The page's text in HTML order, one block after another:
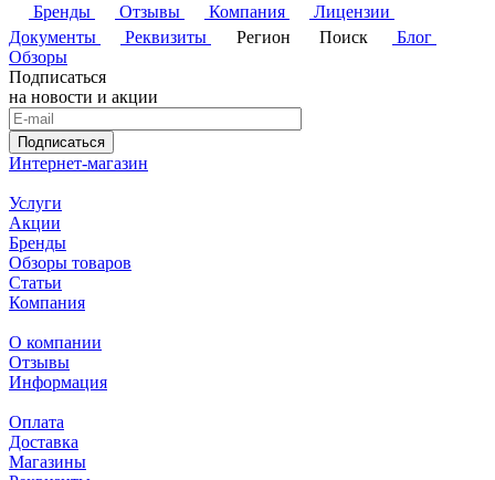
Бренды
Отзывы Компания
Лицензии
Документы
Реквизиты Регион Поиск
Блог
Обзоры
Подписаться
на новости и акции
Подписаться
Интернет-магазин
Услуги
Акции
Бренды
Обзоры товаров
Статьи
Компания
О компании
Отзывы
Информация
Оплата
Доставка
Магазины